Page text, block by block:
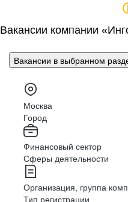
Вакансии компании
Вакансии в выбранном
Москва
Город
Финансовый сектор
Сферы деятельности
Организация, группа
Тип регистрации